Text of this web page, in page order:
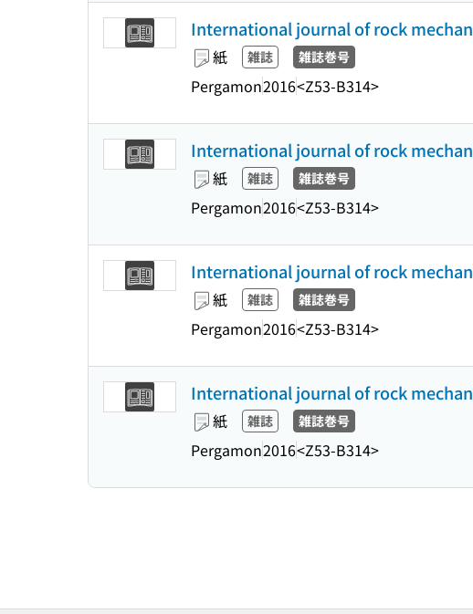
International journal of rock
紙 雑誌 雑誌巻号
Pergamon2016<Z53-B314>
International journal of rock
紙 雑誌 雑誌巻号
Pergamon2016<Z53-B314>
International journal of rock
紙 雑誌 雑誌巻号
Pergamon2016<Z53-B314>
International journal of rock
紙 雑誌 雑誌巻号
Pergamon2016<Z53-B314>